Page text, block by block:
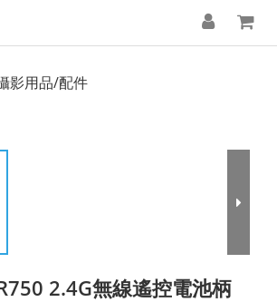
影用品/配件
2.4G無線遙控電池柄